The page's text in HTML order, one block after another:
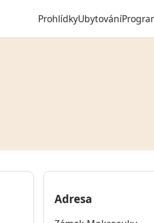
ProhlídkyUbytování
Adresa